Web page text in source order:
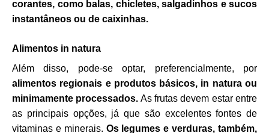
corantes, como balas, chicletes, salgadinhos e sucos
instantâneos ou de caixinhas.
Alimentos in natura
Além disso, pode-se optar, preferencialmente, por
alimentos regionais e produtos básicos, in natura ou
minimamente processados. As frutas devem estar entre
as principais opções, já que são excelentes fontes de
vitaminas e minerais. Os legumes e verduras, também,